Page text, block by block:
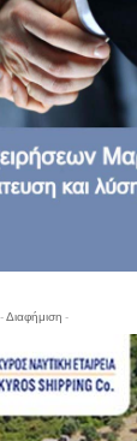
- Διαφήμιση -